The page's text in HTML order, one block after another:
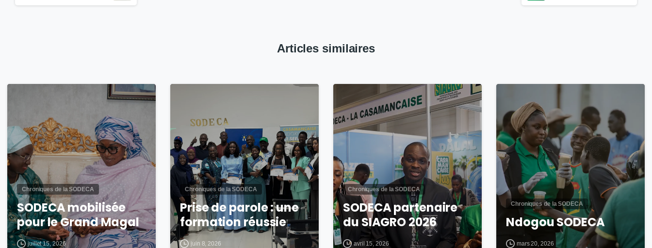
Articles similaires
3
Chroniques de la SODECA
SODECA mobilisée
pour le Grand Magal
juillet 15, 2026
Chroniques de la SODECA
Prise de parole : une
formation réussie
juin 8, 2026
1
Chroniques de la SODECA
SODECA partenaire
du SIAGRO 2026
avril 15, 2026
Chroniques de la SODECA
Ndogou SODECA
mars 20, 2026